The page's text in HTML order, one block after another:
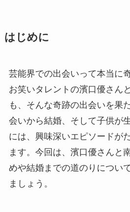
はじめに
芸能界での出会いって本当に
お笑いタレントの濱口優さん
も、そんな奇跡の出会いを果
会いから結婚、そして子供が
には、興味深いエピソードが
ます。今回は、濱口優さんと
めや結婚までの道のりについ
ましょう。